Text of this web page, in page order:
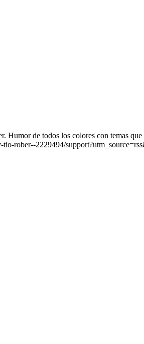
de todos los colores con temas
rober--2229494/